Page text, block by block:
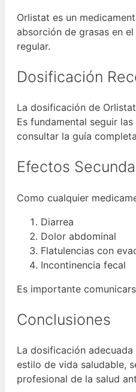
Orlistat es un
absorción de grasas en
regular.
Dosificación
La dosificación de
Es fundamental seguir
consultar la guía
Efectos
Como cualquier
Diarrea
Dolor abdominal
Flatulencias con
Incontinencia fecal
Es importante
Conclusiones
La dosificación
estilo de vida saludable,
profesional de la salud